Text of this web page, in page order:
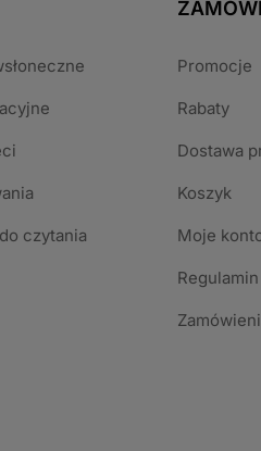
czytania
Promocje
Rabaty
Dostawa
Koszyk
Moje
Regulamin